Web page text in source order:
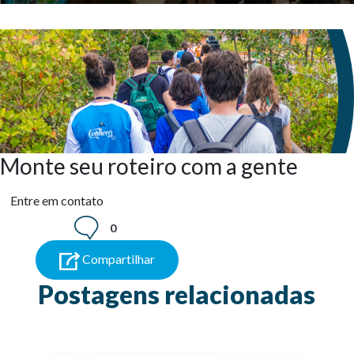
Monte seu roteiro com a gente
Entre em contato
0
Compartilhar
Postagens relacionadas